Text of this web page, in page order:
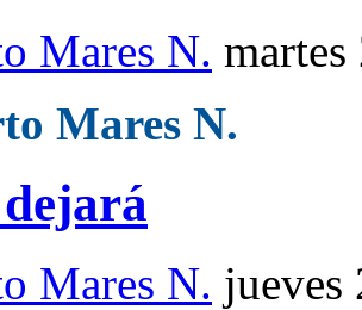
Mares N.
Mares N.
Mares N. jueves